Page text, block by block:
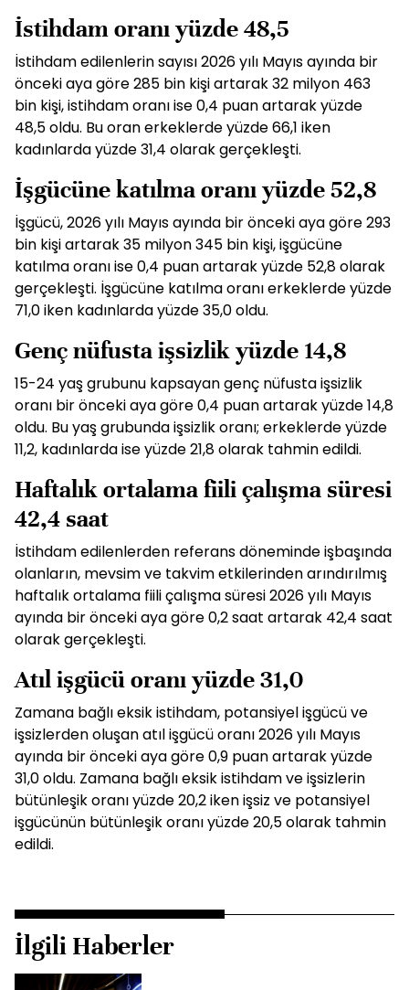
İstihdam oranı yüzde 48,5
İstihdam edilenlerin sayısı 2026 yılı Mayıs ayında bir
önceki aya göre 285 bin kişi artarak 32 milyon 463
bin kişi, istihdam oranı ise 0,4 puan artarak yüzde
48,5 oldu. Bu oran erkeklerde yüzde 66,1 iken
kadınlarda yüzde 31,4 olarak gerçekleşti.
İşgücüne katılma oranı yüzde 52,8
İşgücü, 2026 yılı Mayıs ayında bir önceki aya göre 293
bin kişi artarak 35 milyon 345 bin kişi, işgücüne
katılma oranı ise 0,4 puan artarak yüzde 52,8 olarak
gerçekleşti. İşgücüne katılma oranı erkeklerde yüzde
71,0 iken kadınlarda yüzde 35,0 oldu.
Genç nüfusta işsizlik yüzde 14,8
15-24 yaş grubunu kapsayan genç nüfusta işsizlik
oranı bir önceki aya göre 0,4 puan artarak yüzde 14,8
oldu. Bu yaş grubunda işsizlik oranı; erkeklerde yüzde
11,2, kadınlarda ise yüzde 21,8 olarak tahmin edildi.
Haftalık ortalama fiili çalışma süresi
42,4 saat
İstihdam edilenlerden referans döneminde işbaşında
olanların, mevsim ve takvim etkilerinden arındırılmış
haftalık ortalama fiili çalışma süresi 2026 yılı Mayıs
ayında bir önceki aya göre 0,2 saat artarak 42,4 saat
olarak gerçekleşti.
Atıl işgücü oranı yüzde 31,0
Zamana bağlı eksik istihdam, potansiyel işgücü ve
işsizlerden oluşan atıl işgücü oranı 2026 yılı Mayıs
ayında bir önceki aya göre 0,9 puan artarak yüzde
31,0 oldu. Zamana bağlı eksik istihdam ve işsizlerin
bütünleşik oranı yüzde 20,2 iken işsiz ve potansiyel
işgücünün bütünleşik oranı yüzde 20,5 olarak tahmin
edildi.
İlgili Haberler